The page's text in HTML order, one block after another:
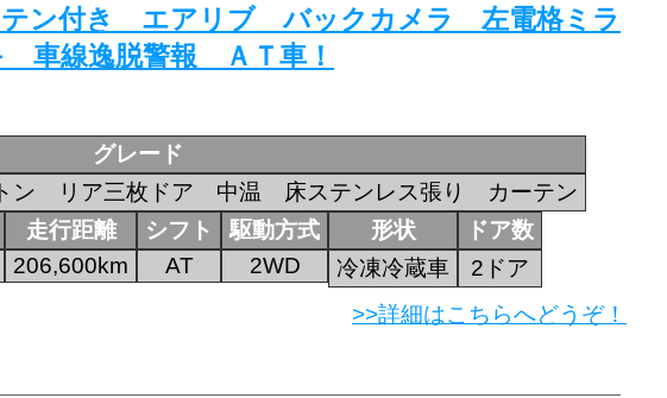
ン付き エアリブ バックカメラ 左電格ミラ
線逸脱警報 ＡＴ車！
グレード
リア三枚ドア 中温 床ステンレス張り カーテン
走行距離
206,600km
シフト
AT
駆動方式
2WD
形状
冷凍冷蔵車
ドア数
2ドア
>>詳細はこちらへどうぞ！